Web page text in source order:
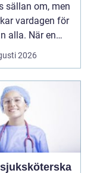
sällan om, men
vardagen för
alla. När en
elle...
2026